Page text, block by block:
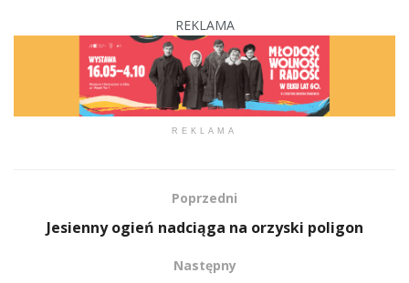
REKLAMA
REKLAMA
Poprzedni
Jesienny ogień nadciąga na orzyski poligon
Następny